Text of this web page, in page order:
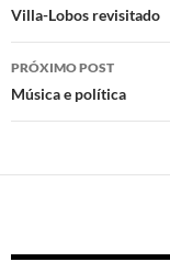
de
posts
Villa-Lobos revisitado
PRÓXIMO POST
Música e política